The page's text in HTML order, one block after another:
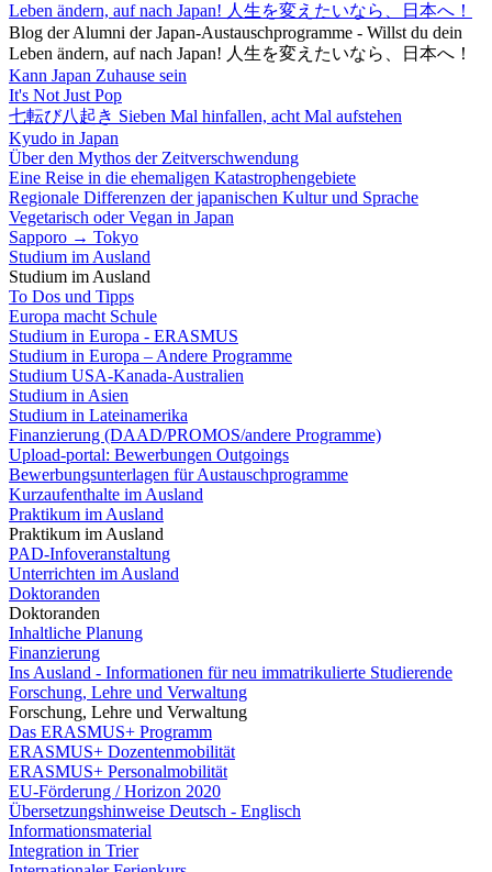
Leben ändern, auf nach Japan! 人生を変えたいなら、日本へ！
Blog der Alumni der Japan-Austauschprogramme - Willst du dein
Leben ändern, auf nach Japan! 人生を変えたいなら、日本へ！
Kann Japan Zuhause sein
It's Not Just Pop
七転び八起き Sieben Mal hinfallen, acht Mal aufstehen
Kyudo in Japan
Über den Mythos der Zeitverschwendung
Eine Reise in die ehemaligen Katastrophengebiete
Regionale Differenzen der japanischen Kultur und Sprache
Vegetarisch oder Vegan in Japan
Sapporo → Tokyo
Studium im Ausland
Studium im Ausland
To Dos und Tipps
Europa macht Schule
Studium in Europa - ERASMUS
Studium in Europa – Andere Programme
Studium USA-Kanada-Australien
Studium in Asien
Studium in Lateinamerika
Finanzierung (DAAD/PROMOS/andere Programme)
Upload-portal: Bewerbungen Outgoings
Bewerbungsunterlagen für Austauschprogramme
Kurzaufenthalte im Ausland
Praktikum im Ausland
Praktikum im Ausland
PAD-Infoveranstaltung
Unterrichten im Ausland
Doktoranden
Doktoranden
Inhaltliche Planung
Finanzierung
Ins Ausland - Informationen für neu immatrikulierte Studierende
Forschung, Lehre und Verwaltung
Forschung, Lehre und Verwaltung
Das ERASMUS+ Programm
ERASMUS+ Dozentenmobilität
ERASMUS+ Personalmobilität
EU-Förderung / Horizon 2020
Übersetzungshinweise Deutsch - Englisch
Informationsmaterial
Integration in Trier